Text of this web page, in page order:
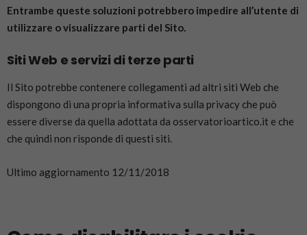
Entrambe queste soluzioni potrebbero impedire all’utente di
utilizzare o visualizzare parti del Sito.
Siti Web e servizi di terze parti
Il Sito potrebbe contenere collegamenti ad altri siti Web che
dispongono di una propria informativa sulla privacy che può
essere diverse da quella adottata da osservatorioartico.it e che
che quindi non risponde di questi siti.
Ultimo aggiornamento 12/11/2018